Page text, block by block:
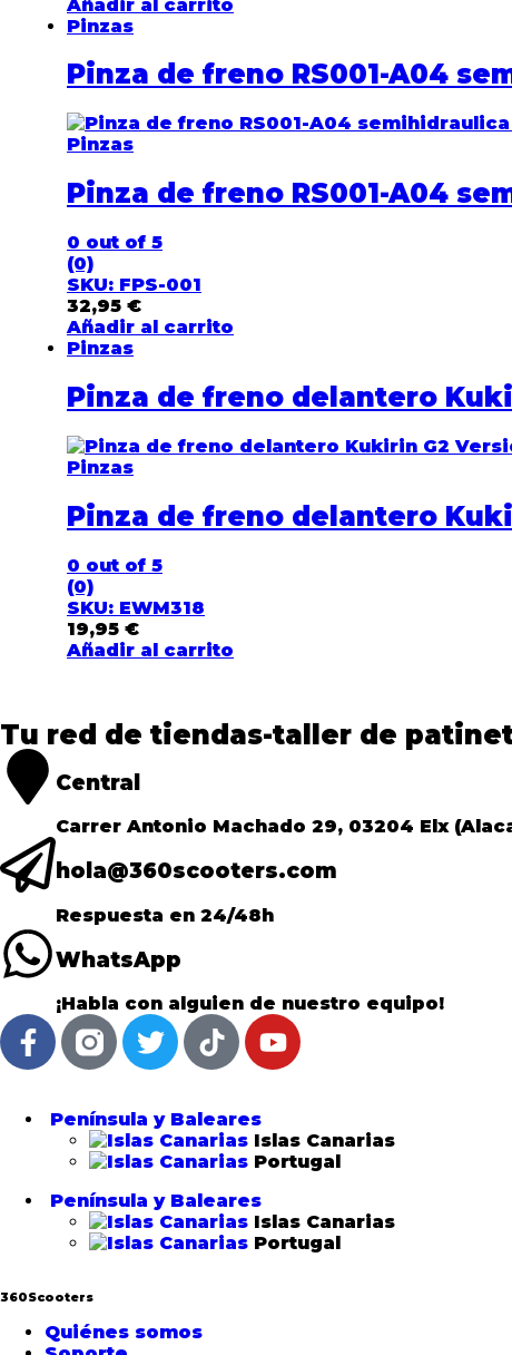
Añadir al carrito
Pinzas
Pinza de freno RS001-A04
Pinzas
Pinza de freno RS001-A04
0 out of 5
(0)
SKU: FPS-001
32,95 €
Añadir al carrito
Pinzas
Pinza de freno delantero
Pinzas
Pinza de freno delantero
0 out of 5
(0)
SKU: EWM318
19,95 €
Añadir al carrito
Tu red de tiendas-taller de
Central
Carrer Antonio Machado 29, 03204 Elx
hola@360scooters.com
Respuesta en 24/48h
WhatsApp
¡Habla con alguien de nuestro equipo!
Península y Baleares
Islas Canarias
Portugal
Península y Baleares
Islas Canarias
Portugal
360Scooters
Quiénes somos